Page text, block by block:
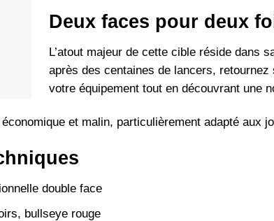
Deux faces pour deux
L’atout majeur de cette cible réside dans
après des centaines de lancers,
votre équipement tout en découvrant une
et malin, particulièrement adapté aux
double face
bullseye rouge